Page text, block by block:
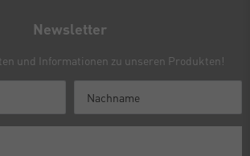
Newsletter
und Informationen zu unseren Produkten!